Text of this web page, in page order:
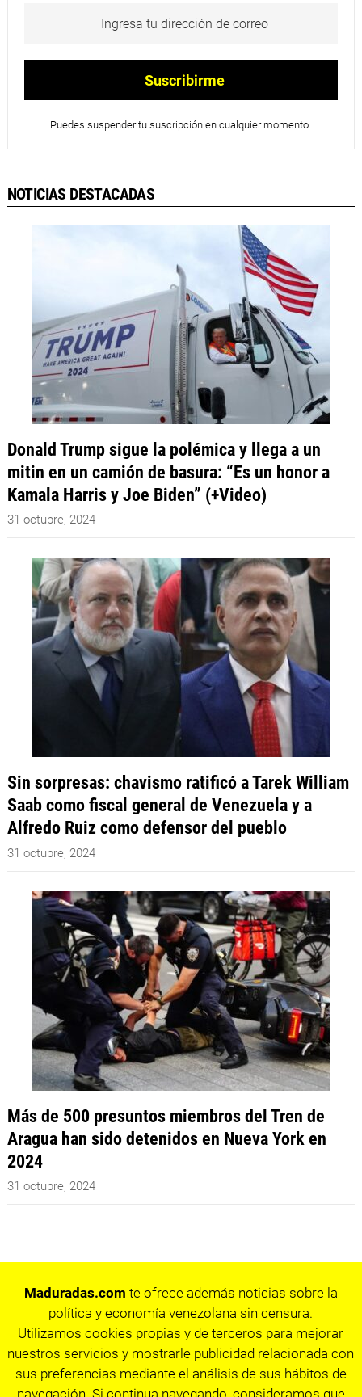
Puedes suspender tu suscripción en cualquier momento.
NOTICIAS DESTACADAS
Donald Trump sigue la polémica y llega a un
mitin en un camión de basura: “Es un honor a
Kamala Harris y Joe Biden” (+Video)
31 octubre, 2024
Sin sorpresas: chavismo ratificó a Tarek William
Saab como fiscal general de Venezuela y a
Alfredo Ruiz como defensor del pueblo
31 octubre, 2024
Más de 500 presuntos miembros del Tren de
Aragua han sido detenidos en Nueva York en
2024
31 octubre, 2024
Maduradas.com te ofrece además noticias sobre la
política y economía venezolana sin censura.
Utilizamos cookies propias y de terceros para mejorar
nuestros servicios y mostrarle publicidad relacionada con
sus preferencias mediante el análisis de sus hábitos de
navegación. Si continua navegando, consideramos que